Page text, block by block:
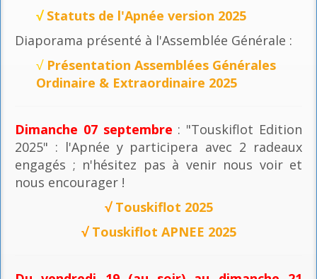
√ Statuts de l'Apnée version 2025
Diaporama présenté à l'Assemblée Générale :
√ Présentation Assemblées Générales
Ordinaire & Extraordinaire 2025
Dimanche 07 septembre : "Touskiflot Edition
2025" : l'Apnée y participera avec 2 radeaux
engagés ; n'hésitez pas à venir nous voir et
nous encourager !
√ Touskiflot 2025
√ Touskiflot APNEE 2025